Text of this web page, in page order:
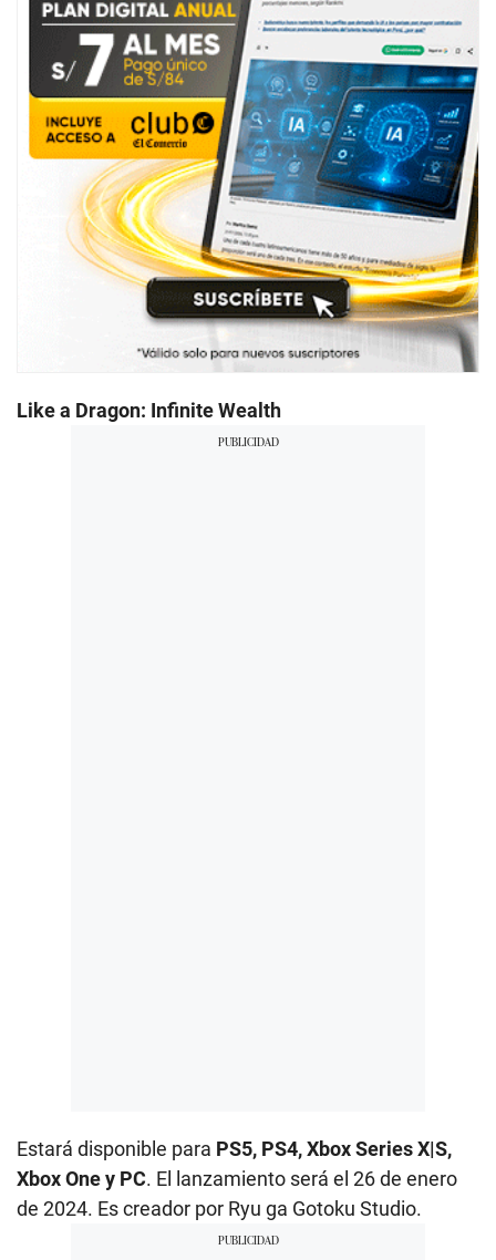
Like a Dragon: Infinite Wealth
Estará disponible para PS5, PS4, Xbox Series X|S,
Xbox One y PC. El lanzamiento será el 26 de enero
de 2024. Es creador por Ryu ga Gotoku Studio.